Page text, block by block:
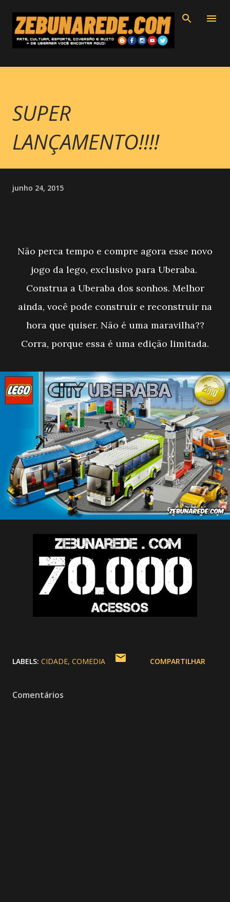
Pular para o conteúdo principal
SUPER
LANÇAMENTO!!!!
junho 24, 2015
Não perca tempo e compre agora esse novo
jogo da lego, exclusivo para Uberaba.
Construa a Uberaba dos sonhos. Melhor
ainda, você pode construir e reconstruir na
hora que quiser. Não é uma maravilha??
Corra, porque essa é uma edição limitada.
LABELS: CIDADE COMEDIA COMPARTILHAR
Comentários